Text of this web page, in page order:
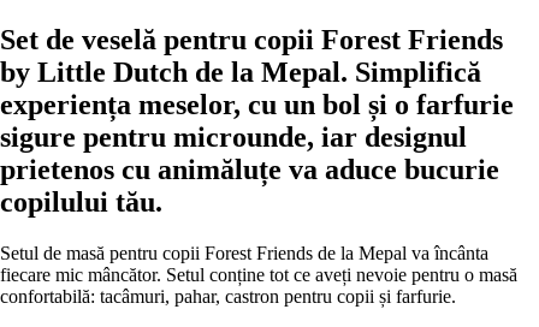
Set de veselă pentru copii Forest Friends
by Little Dutch de la Mepal. Simplifică
experiența meselor, cu un bol și o farfurie
sigure pentru microunde, iar designul
prietenos cu animăluțe va aduce bucurie
copilului tău.
Setul de masă pentru copii Forest Friends de la Mepal va încânta
fiecare mic mâncător. Setul conține tot ce aveți nevoie pentru o masă
confortabilă: tacâmuri, pahar, castron pentru copii și farfurie.